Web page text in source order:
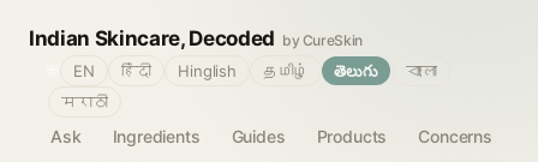
Indian Skincare, Decoded by CureSkin
Ask Ingredients Guides Products
Concerns
EN हिंदी Hinglish தமிழ் తెలుగు
বাংলা
मराठी